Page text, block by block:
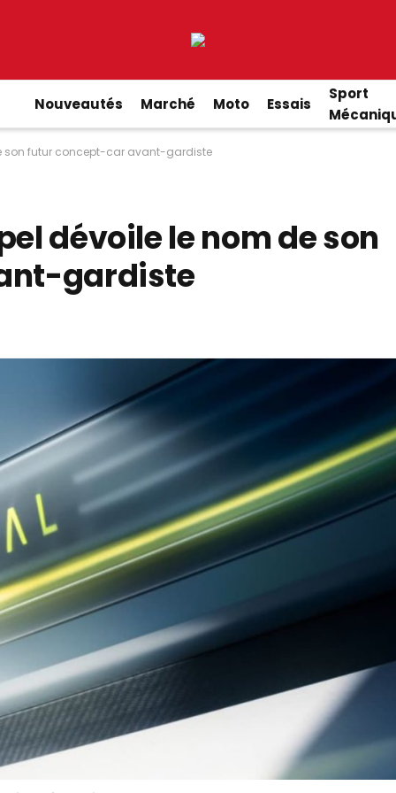
Nouveautés Marché Moto Essais
Sport
son futur concept-car avant-gardiste
dévoile le nom de son
gardiste